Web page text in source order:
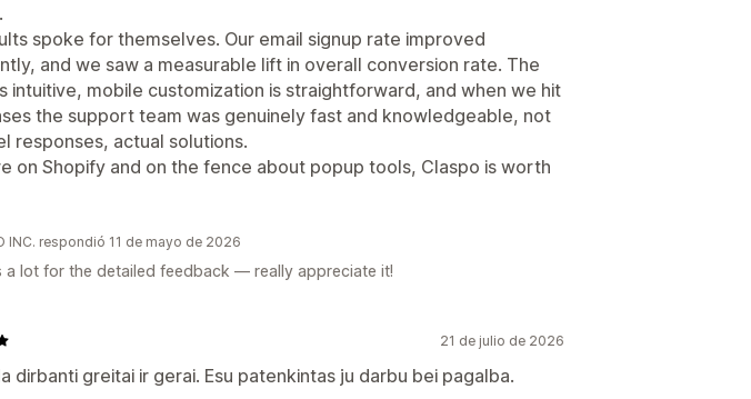
spoke for themselves. Our email signup rate improved
and we saw a measurable lift in overall conversion rate. The
intuitive, mobile customization is straightforward, and when we hit
the support team was genuinely fast and knowledgeable, not
responses, actual solutions.
on Shopify and on the fence about popup tools, Claspo is worth
INC. respondió 11 de mayo de 2026
a lot for the detailed feedback — really appreciate it!
21 de julio de 2026
dirbanti greitai ir gerai. Esu patenkintas ju darbu bei pagalba.